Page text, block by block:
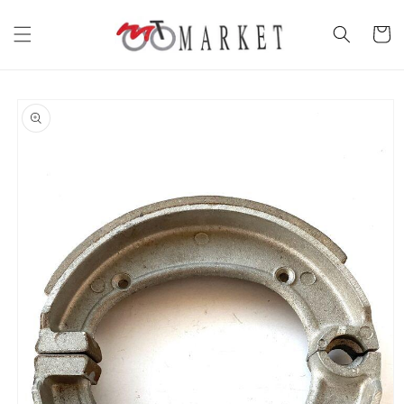
ai contenuti
Carrello
informazioni
sul prodotto